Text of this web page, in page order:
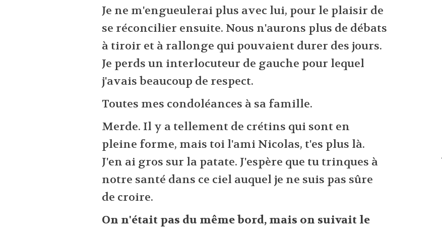
Je ne m'engueulerai plus avec lui, pour le plaisir de
se réconcilier ensuite. Nous n'aurons plus de débats
à tiroir et à rallonge qui pouvaient durer des jours.
Je perds un interlocuteur de gauche pour lequel
j'avais beaucoup de respect.
Toutes mes condoléances à sa famille.
Merde. Il y a tellement de crétins qui sont en
pleine forme, mais toi l'ami Nicolas, t'es plus là.
J'en ai gros sur la patate. J'espère que tu trinques à
notre santé dans ce ciel auquel je ne suis pas sûre
de croire.
On n'était pas du même bord, mais on suivait le